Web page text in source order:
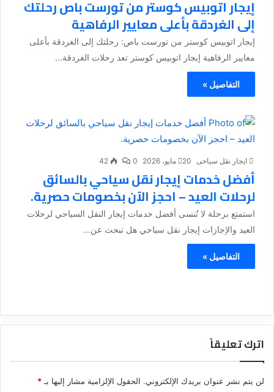
إيجار اتوبيس كوستر من تورست باص رحلتك
إلى الغردقة بأعلى معايير الرفاهية
إيجار اتوبيس كوستر من تورست باص: رحلتك إلى الغردقة بأعلى
معايير الرفاهية إيجار اتوبيس كوستر تعد رحلات الغردقة...
التفاصيل »
ايجار نقل سياحى 20 مايو، 2026 0
42
أفضل خدمات إيجار نقل سياحي بالسائق
لرحلات العيد – احجز الآن بخصومات حصرية.
استمتع برحلة لا تُنسى أفضل خدمات إيجار النقل السياحي لرحلات
العيد والإجازات إيجار نقل سياحي هل تبحث عن...
التفاصيل »
اترك تعليقاً
لن يتم نشر عنوان بريدك الإلكتروني. الحقول الإلزامية مشار إليها بـ *